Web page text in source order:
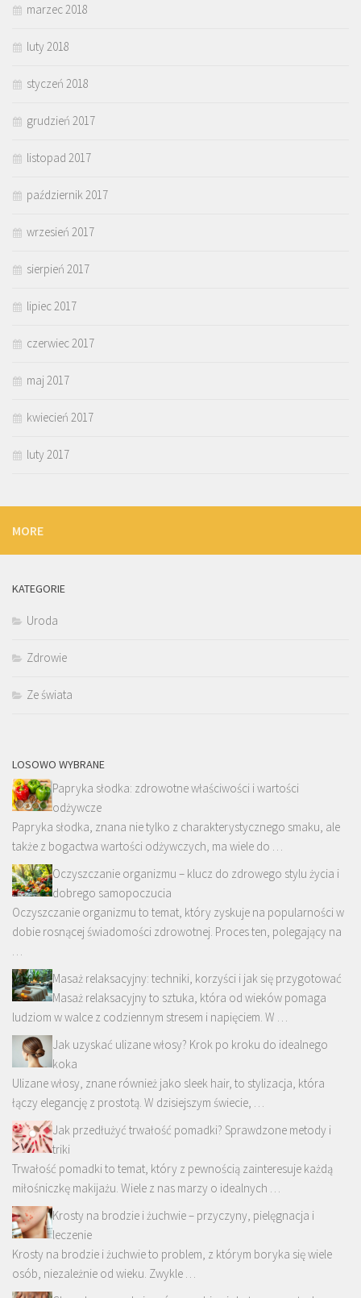
marzec 2018
luty 2018
styczeń 2018
grudzień 2017
listopad 2017
październik 2017
wrzesień 2017
sierpień 2017
lipiec 2017
czerwiec 2017
maj 2017
kwiecień 2017
luty 2017
MORE
KATEGORIE
Uroda
Zdrowie
Ze świata
LOSOWO WYBRANE
Papryka słodka: zdrowotne właściwości i wartości
odżywcze
Papryka słodka, znana nie tylko z charakterystycznego smaku, ale
także z bogactwa wartości odżywczych, ma wiele do …
Oczyszczanie organizmu – klucz do zdrowego stylu życia i
dobrego samopoczucia
Oczyszczanie organizmu to temat, który zyskuje na popularności w
dobie rosnącej świadomości zdrowotnej. Proces ten, polegający na
Masaż relaksacyjny: techniki, korzyści i jak się przygotować
Masaż relaksacyjny to sztuka, która od wieków pomaga
ludziom w walce z codziennym stresem i napięciem. W …
Jak uzyskać ulizane włosy? Krok po kroku do idealnego
koka
Ulizane włosy, znane również jako sleek hair, to stylizacja, która
łączy elegancję z prostotą. W dzisiejszym świecie, …
Jak przedłużyć trwałość pomadki? Sprawdzone metody i
triki
Trwałość pomadki to temat, który z pewnością zainteresuje każdą
miłośniczkę makijażu. Wiele z nas marzy o idealnych …
Krosty na brodzie i żuchwie – przyczyny, pielęgnacja i
leczenie
Krosty na brodzie i żuchwie to problem, z którym boryka się wiele
osób, niezależnie od wieku. Zwykle …